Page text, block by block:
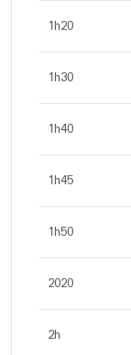
1h20
1h30
1h40
1h45
1h50
2020
2h